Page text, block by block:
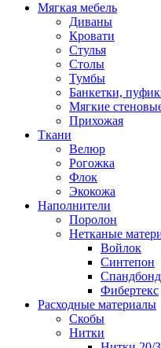
Мягкая мебель
Диваны
Кровати
Стулья
Столы
Тумбы
Банкетки,
Мягкие
Прихожая
Ткани
Велюр
Рогожка
Флок
Экокожа
Наполнители
Поролон
Нетканые
Войлок
Синтепон
Фибертекс
Расходные материалы
Скобы
Нитки